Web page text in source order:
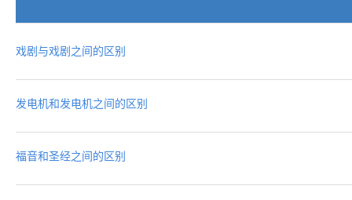
戏剧与戏剧之间的区别
发电机和发电机之间的区别
福音和圣经之间的区别